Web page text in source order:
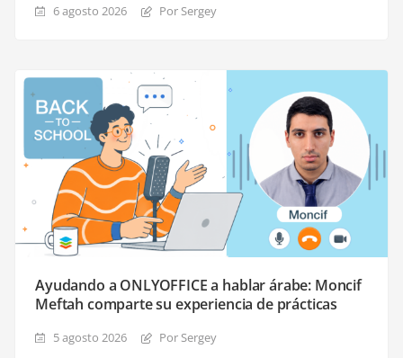
6 agosto 2026 Por Sergey
Ayudando a ONLYOFFICE a hablar árabe: Moncif
Meftah comparte su experiencia de prácticas
5 agosto 2026 Por Sergey